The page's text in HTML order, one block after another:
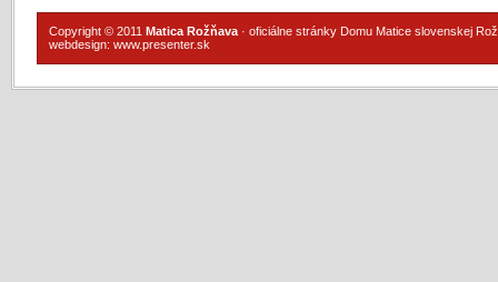
Copyright © 2011 Matica Rožňava · oficiálne stránky Domu Matice slovenskej
webdesign: www.presenter.sk